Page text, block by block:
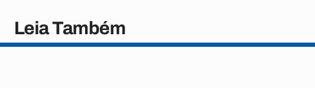
Leia Também